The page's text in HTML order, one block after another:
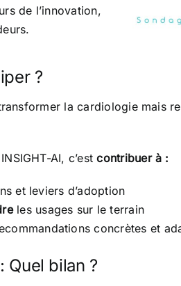
de l’innovation,
?
la cardiologie mais
AI, c’est contribuer à :
et leviers d’adoption
les usages sur le terrain
concrètes et
Quel bilan ?